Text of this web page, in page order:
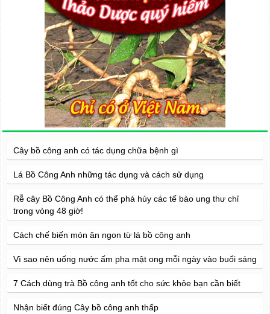
Cây bồ công anh có tác dụng chữa bệnh gì
Lá Bồ Công Anh những tác dụng và cách sử dụng
Rễ cây Bồ Công Anh có thể phá hủy các tế bào ung thư chỉ
trong vòng 48 giờ!
Cách chế biến món ăn ngon từ lá bồ công anh
Vì sao nên uống nước ấm pha mật ong mỗi ngày vào buổi sáng
7 Cách dùng trà Bồ công anh tốt cho sức khỏe bạn cần biết
Nhận biết đúng Cây bồ công anh thấp